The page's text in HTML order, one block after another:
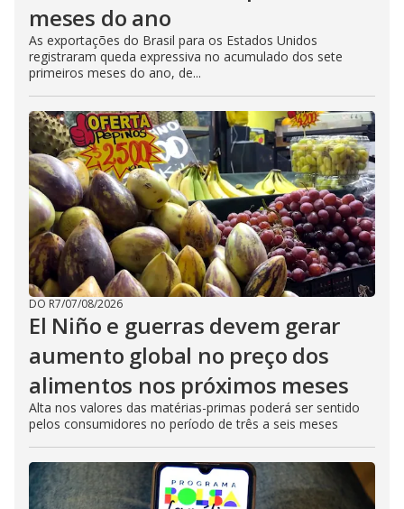
meses do ano
As exportações do Brasil para os Estados Unidos
registraram queda expressiva no acumulado dos sete
primeiros meses do ano, de...
DO R7/07/08/2026
El Niño e guerras devem gerar
aumento global no preço dos
alimentos nos próximos meses
Alta nos valores das matérias-primas poderá ser sentido
pelos consumidores no período de três a seis meses